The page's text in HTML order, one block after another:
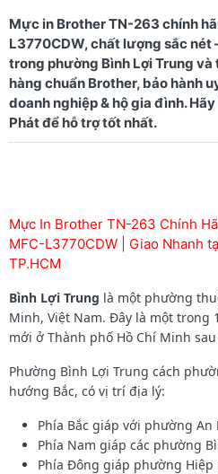
Mực in Brother TN-263 chính
L3770CDW, chất lượng sắc nét
trong phường Bình Lợi Trung và
hàng chuẩn Brother, bảo hành
doanh nghiệp & hộ gia đình.
Mực In Brother TN-263 Chính
MFC-L3770CDW | Giao Nhanh
TP.HCM
Bình Lợi Trung là một phường
Minh, Việt Nam. Đây là một trong
mới ở Thành phố Hồ Chí Minh
Phường Bình Lợi Trung cách
hướng Bắc, có vị trí địa lý:
Phía Bắc giáp với phường An
Phía Nam giáp các phường
Phía Đông giáp phường Hiệp